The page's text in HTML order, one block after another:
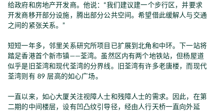
给政府和房地产开发商。他说：“我们建议建一个步行区，并要求
开发商移开部分设施，腾出部分公共空间。希望借此缓解人与交通
之间的紧张关系。”
短短一年多，邻里关系研究所项目已扩展到北角和中环。下一站将
踏足香港首个新市镇——荃湾。虽然区内有两个地铁站，但杨屋道
似乎是旧荃湾和现代荃湾的分界线。旧荃湾有许多老唐楼，而现代
荃湾则有 89 层高的如心广场。
一直以来，如心大厦关注视障人士和残障人士的需求。因此，在第
二期的中间楼层，设有凹凸纹引导径，经由人行天桥一直向外延